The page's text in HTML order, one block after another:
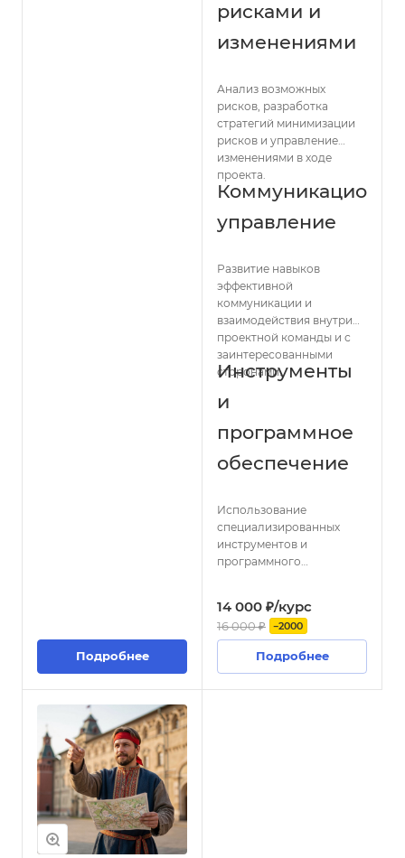
Подробнее
рисками и
изменениями
Анализ возможных
рисков, разработка
стратегий минимизации
рисков и управление
изменениями в ходе
проекта.
управление
Развитие навыков
эффективной
коммуникации и
взаимодействия внутри
проектной команды и с
заинтересованными
сторонами.
Инструменты
и
программное
обеспечение
Использование
специализированных
инструментов и
программного
таких как MS Project, Jira,
Trello и др.
14 000 ₽/курс
16 000 ₽ −2000
Подробнее